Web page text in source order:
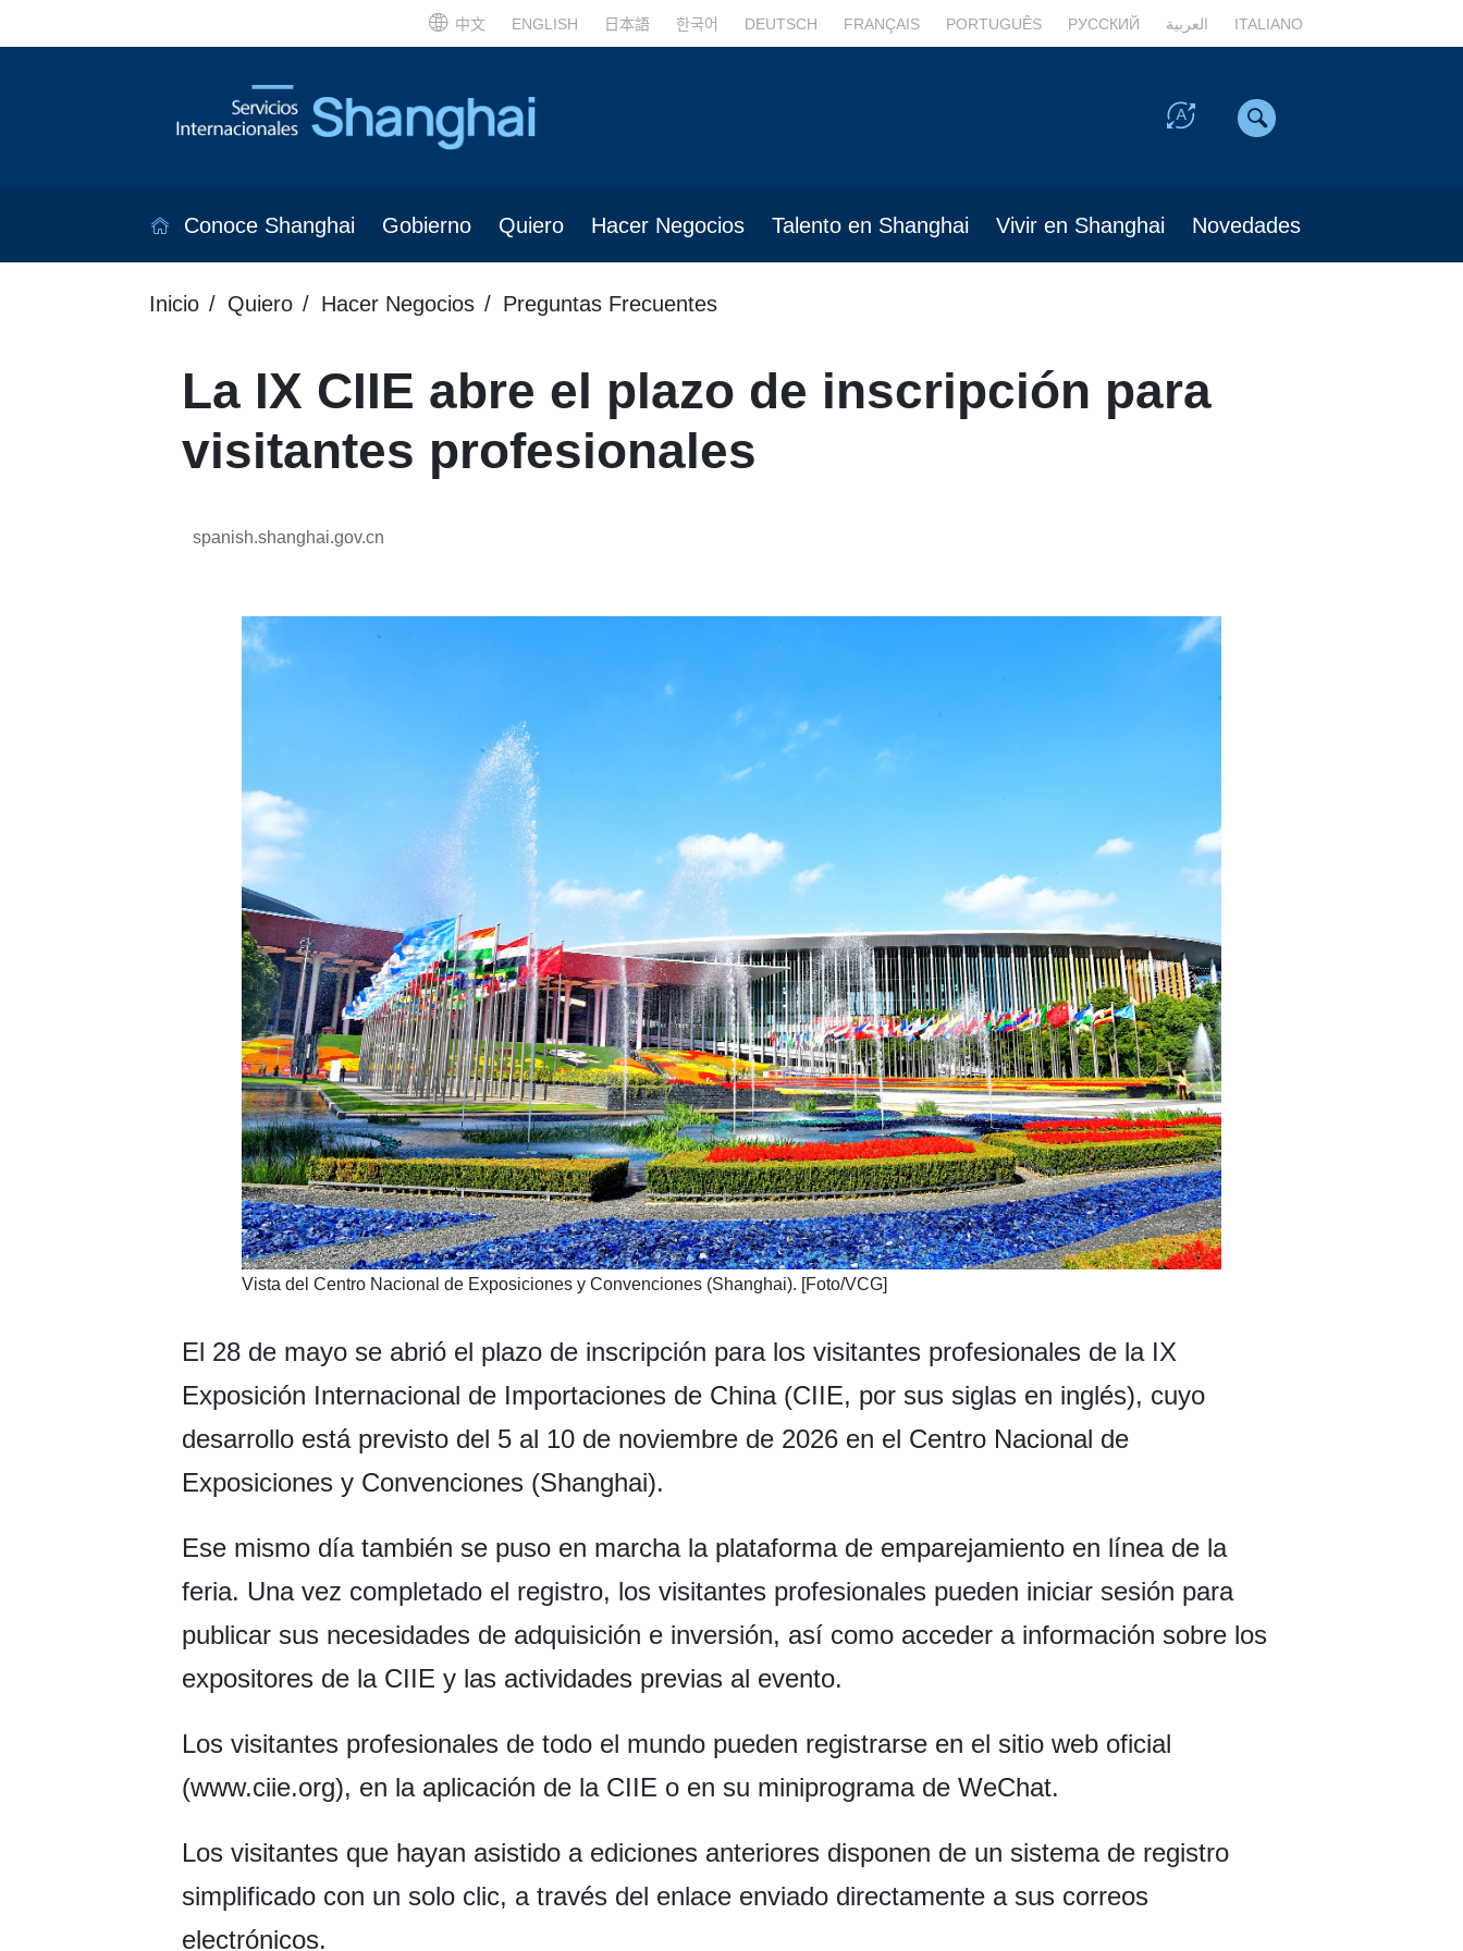
中文 ENGLISH 日本語 한국어 DEUTSCH FRANÇAIS PORTUGUÊS РУССКИЙ العربية ITALIANO
Conoce Shanghai Gobierno Quiero Hacer Negocios Talento en Shanghai Vivir en Shanghai Novedades
Inicio Quiero Hacer Negocios Preguntas Frecuentes
La IX CIIE abre el plazo de inscripción para
visitantes profesionales
spanish.shanghai.gov.cn
​Vista del Centro Nacional de Exposiciones y Convenciones (Shanghai). [Foto/VCG]
El 28 de mayo se abrió el plazo de inscripción para los visitantes profesionales de la IX
Exposición Internacional de Importaciones de China (CIIE, por sus siglas en inglés), cuyo
desarrollo está previsto del 5 al 10 de noviembre de 2026 en el Centro Nacional de
Exposiciones y Convenciones (Shanghai).
Ese mismo día también se puso en marcha la plataforma de emparejamiento en línea de la
feria. Una vez completado el registro, los visitantes profesionales pueden iniciar sesión para
publicar sus necesidades de adquisición e inversión, así como acceder a información sobre los
expositores de la CIIE y las actividades previas al evento.
Los visitantes profesionales de todo el mundo pueden registrarse en el sitio web oficial
(www.ciie.org), en la aplicación de la CIIE o en su miniprograma de WeChat.
Los visitantes que hayan asistido a ediciones anteriores disponen de un sistema de registro
simplificado con un solo clic, a través del enlace enviado directamente a sus correos
electrónicos.